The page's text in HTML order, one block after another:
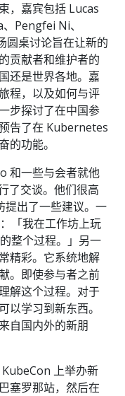
，嘉宾包括 Lucas
Pengfei Ni、
圆桌讨论旨在让新的
贡献者和维护者的
还是世界各地。嘉
程，以及如何与评
步探讨了在中国参
告了在 Kubernetes
的功能。
和一些与会者就他
了交谈。他们很高
提出了一些建议。一
「我在工作坊上玩
整个过程。」另一
精彩。它系统地解
。即使参与者之前
解这个过程。对于
以学习到新东西。
自国内外的新朋
上举办新
塞罗那站，然后在